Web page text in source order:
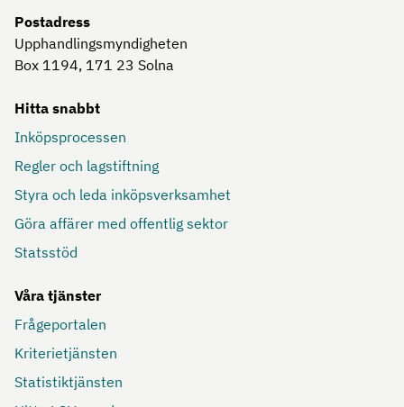
Postadress
Upphandlingsmyndigheten
Box 1194, 171 23 Solna
Hitta snabbt
Inköpsprocessen
Regler och lagstiftning
Styra och leda inköpsverksamhet
Göra affärer med offentlig sektor
Statsstöd
Våra tjänster
Frågeportalen
Kriterietjänsten
Statistiktjänsten